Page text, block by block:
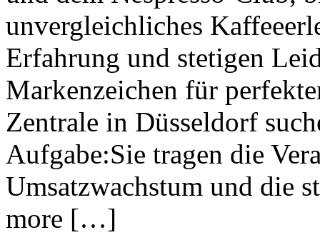
unvergleichliches
Erfahrung und stetigen
Markenzeichen für
Zentrale in Düsseldorf
Aufgabe:Sie tragen die
Umsatzwachstum und die
more […]